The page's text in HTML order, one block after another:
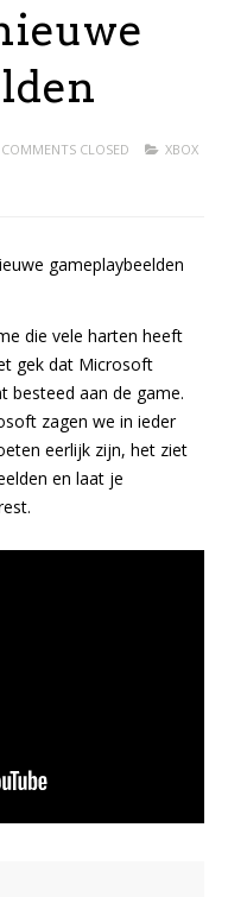
COMMENTS CLOSED
XBOX
die vele harten heeft
gek dat Microsoft
besteed aan de game.
zagen we in ieder
eerlijk zijn, het ziet
en laat je